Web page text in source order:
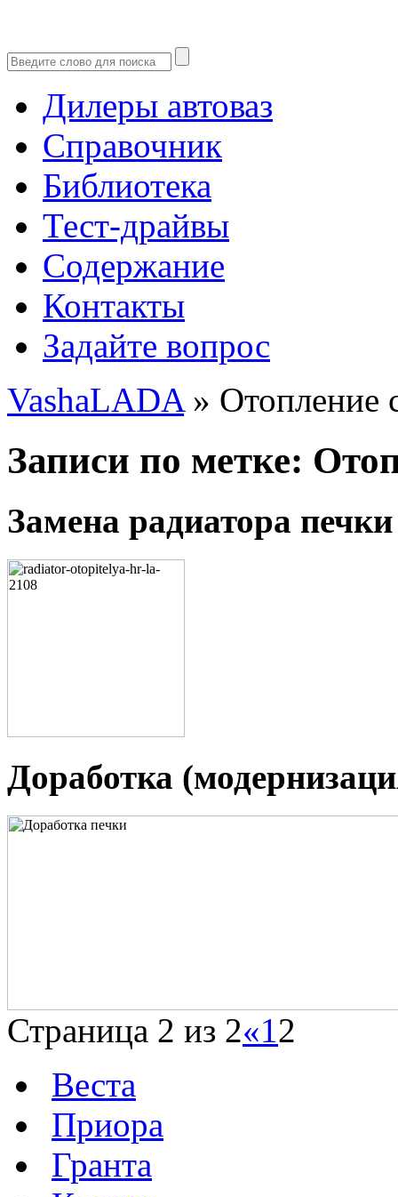
Дилеры автоваз
Справочник
Библиотека
Тест-драйвы
Содержание
Контакты
Задайте вопрос
VashaLADA» Отопление
Записи по метке:
Замена радиатора
Доработка
Страница 2 из 2«12
Веста
Приора
Гранта